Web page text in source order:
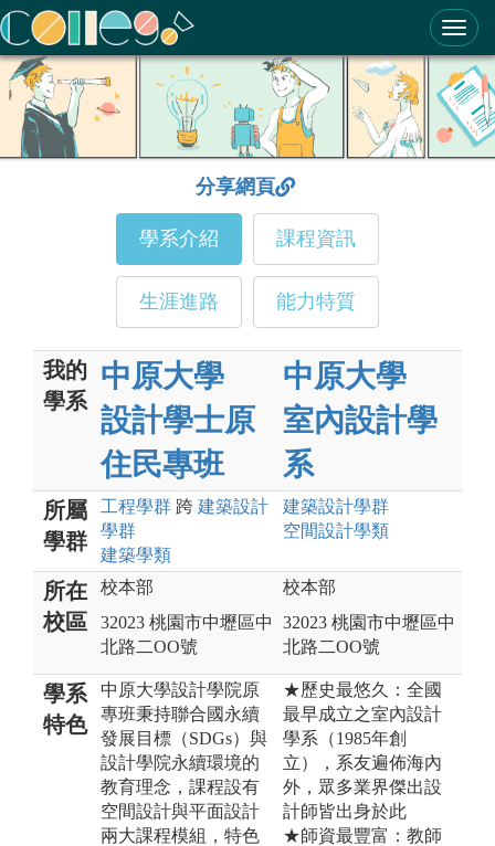
ColleGo! 大學選才與高中育才輔助系統
分享網頁
學系介紹 課程資訊
生涯進路 能力特質
我的
學系
中原大學
設計學士原
住民專班
中原大學
室內設計學
系
所屬
學群
工程學群 跨 建築設計
學群
建築學類
建築設計學群
空間設計學類
所在
校區
校本部
32023 桃園市中壢區中
北路二OO號
校本部
32023 桃園市中壢區中
北路二OO號
學系
特色
中原大學設計學院原
專班秉持聯合國永續
發展目標（SDGs）與
設計學院永續環境的
教育理念，課程設有
空間設計與平面設計
兩大課程模組，特色
★歷史最悠久：全國
最早成立之室內設計
學系（1985年創
立），系友遍佈海內
外，眾多業界傑出設
計師皆出身於此
★師資最豐富：教師